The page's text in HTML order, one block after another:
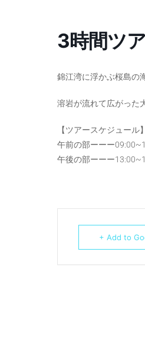
3時間ツ
錦江湾に浮かぶ桜島の
溶岩が流れて広がった
【ツアースケジュール】
午前の部ーーー
午後の部ーーー
+ Add to